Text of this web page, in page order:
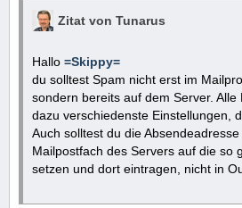
Zitat von Tunarus
Hallo =Skippy=
du solltest Spam nicht erst im
sondern bereits auf dem Server. Alle
dazu verschiedenste Einstellungen,
Auch solltest du die
Mailpostfach des Servers auf die so
setzen und dort eintragen, nicht in